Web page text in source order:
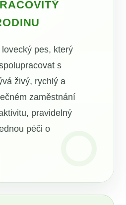
pes, který
s
živý, rychlý a
zaměstnání
pravidelný
péči o